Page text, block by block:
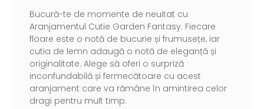
Bucură-te de momente de neuitat cu
Aranjamentul Cutie Garden Fantasy. Fiecare
floare este o notă de bucurie și frumusețe, iar
cutia de lemn adaugă o notă de eleganță și
originalitate. Alege să oferi o surpriză
inconfundabilă și fermecătoare cu acest
aranjament care va rămâne în amintirea celor
dragi pentru mult timp.